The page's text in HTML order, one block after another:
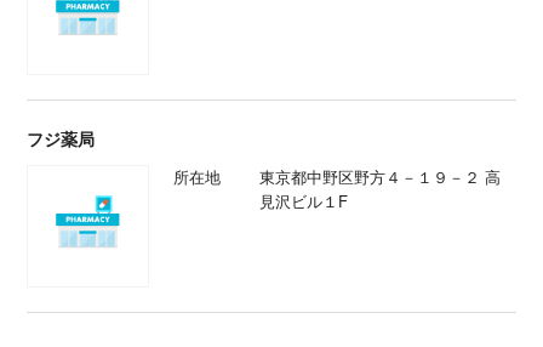
フジ薬局
所在地
東京都中野区野方４－１９－２ 高
見沢ビル１F